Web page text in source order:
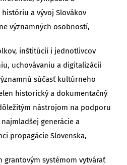
a vývoj Slovákov
významných osobností,
inštitúcií i jednotlivcov
uchovávaniu a digitalizácii
súčasť kultúrneho
historický a dokumentačný
nástrojom na podporu
generácie a
propagácie Slovenska,
systémom vytvárať